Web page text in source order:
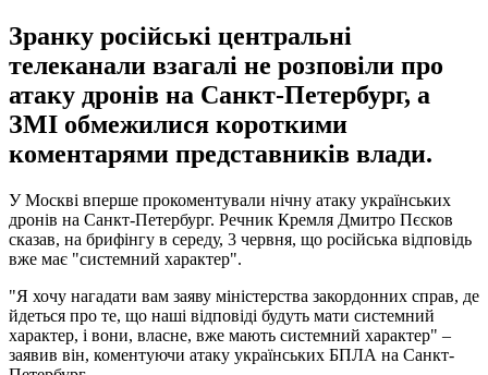
Зранку російські центральні
телеканали взагалі не розповіли про
атаку дронів на Санкт-Петербург, а
ЗМІ обмежилися короткими
коментарями представників влади.
У Москві вперше прокоментували нічну атаку українських
дронів на Санкт-Петербург. Речник Кремля Дмитро Пєсков
сказав, на брифінгу в середу, 3 червня, що російська відповідь
вже має "системний характер".
"Я хочу нагадати вам заяву міністерства закордонних справ, де
йдеться про те, що наші відповіді будуть мати системний
характер, і вони, власне, вже мають системний характер" –
заявив він, коментуючи атаку українських БПЛА на Санкт-